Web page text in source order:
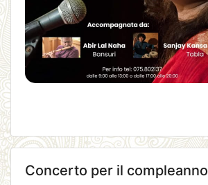
Concerto per il compleanno